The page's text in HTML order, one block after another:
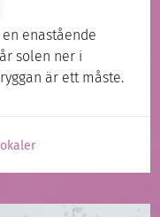
enastående
solen ner i
är ett måste.